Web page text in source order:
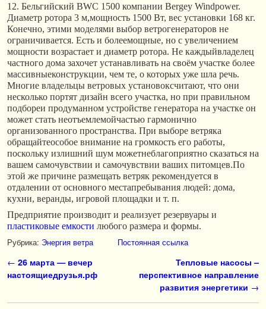
12. Бельгийский BWC 1500 компании Bergey Windpower.
Диаметр ротора 3 м,мощность 1500 Вт, вес установки 168 кг.
Конечно, этими моделями выбор ветрогенераторов не
ограничивается. Есть и болеемощные, но с увеличением
мощности возрастает и диаметр ротора. Не каждыйвладелец
частного дома захочет устанавливать на своём участке более
массивныеконструкции, чем те, о которых уже шла речь.
Многие владельцы ветровых установоксчитают, что они
несколько портят дизайн всего участка, но при правильном
подбореи продуманном устройстве генератора на участке он
может стать неотъемлемойчастью гармонично
организованного пространства. При выборе ветряка
обращайтеособое внимание на громкость его работы,
поскольку излишний шум можетнеблагоприятно сказаться на
вашем самочувствии и самочувствии ваших питомцев.По
этой же причине размещать ветряк рекомендуется в
отдалении от основного местапребывания людей: дома,
кухни, веранды, игровой площадки и т. п.
Предприятие производит и реализует резервуары и
пластиковые емкости любого размера и формы.
Рубрика: Энергия ветра Постоянная ссылка
Навигация по записям
← 26 марта — вечер
настоящиедрузья.рф
Тепловые насосы –
перспективное направление
развития энергетики →